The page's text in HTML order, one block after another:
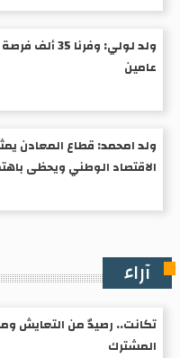
ولد لولي:
عامين
ولد امحمد: قطاع المعادن
الاقتصاد الوطني ويحظى
آراء
تكانت.. رصيدٌ من التعايش
المشترك